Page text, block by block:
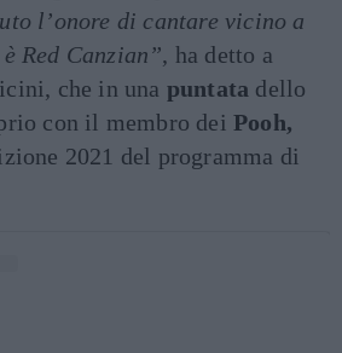
l’onore di cantare vicino a
Red Canzian”, ha detto a
che in una puntata dello
con il membro deiPooh,
2021 del programma di